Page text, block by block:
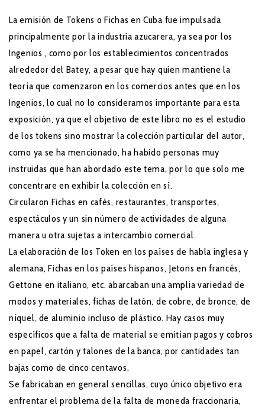
La emisión de Tokens o Fichas en Cuba fue impulsada
principalmente por la industria azucarera, ya sea por los
Ingenios , como por los establecimientos concentrados
alrededor del Batey, a pesar que hay quien mantiene la
teoría que comenzaron en los comercios antes que en los
Ingenios, lo cual no lo consideramos importante para esta
exposición, ya que el objetivo de este libro no es el estudio
de los tokens sino mostrar la colección particular del autor,
como ya se ha mencionado, ha habido personas muy
instruidas que han abordado este tema, por lo que solo me
concentrare en exhibir la colección en sí.
Circularon Fichas en cafés, restaurantes, transportes,
espectáculos y un sin número de actividades de alguna
manera u otra sujetas a intercambio comercial.
La elaboración de los Token en los países de habla inglesa y
alemana, Fichas en los países hispanos, Jetons en francés,
Gettone en italiano, etc. abarcaban una amplia variedad de
modos y materiales, fichas de latón, de cobre, de bronce, de
níquel, de aluminio incluso de plástico. Hay casos muy
específicos que a falta de material se emitían pagos y cobros
en papel, cartón y talones de la banca, por cantidades tan
bajas como de cinco centavos.
Se fabricaban en general sencillas, cuyo único objetivo era
enfrentar el problema de la falta de moneda fraccionaria,